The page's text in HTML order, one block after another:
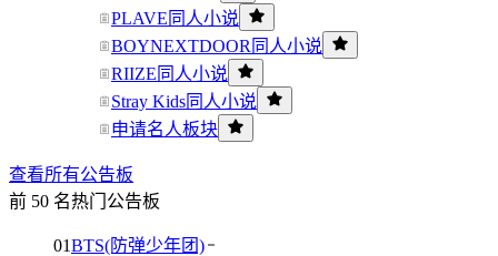
PLAVE同人小说
BOYNEXTDOOR同人小说
RIIZE同人小说
Stray Kids同人小说
申请名人板块
查看所有公告板
前 50 名热门公告板
01BTS(防弹少年团)